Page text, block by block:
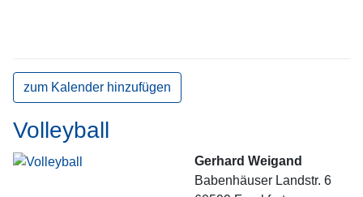
zum Kalender hinzufügen
Volleyball
Gerhard Weigand
Babenhäuser Landstr. 6